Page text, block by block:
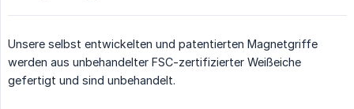
Unsere selbst entwickelten und patentierten Magnetgriffe
werden aus unbehandelter FSC-zertifizierter Weißeiche
gefertigt und sind unbehandelt.